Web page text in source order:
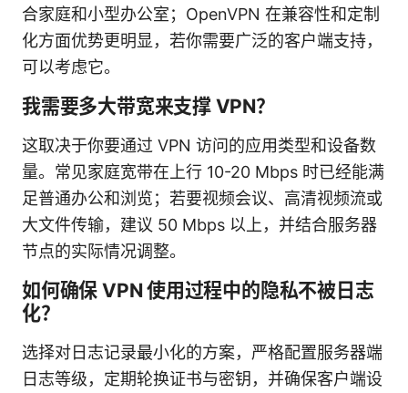
合家庭和小型办公室；OpenVPN 在兼容性和定制
化方面优势更明显，若你需要广泛的客户端支持，
可以考虑它。
我需要多大带宽来支撑 VPN？
这取决于你要通过 VPN 访问的应用类型和设备数
量。常见家庭宽带在上行 10-20 Mbps 时已经能满
足普通办公和浏览；若要视频会议、高清视频流或
大文件传输，建议 50 Mbps 以上，并结合服务器
节点的实际情况调整。
如何确保 VPN 使用过程中的隐私不被日志
化？
选择对日志记录最小化的方案，严格配置服务器端
日志等级，定期轮换证书与密钥，并确保客户端设